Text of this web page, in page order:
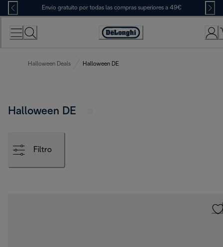
Skip
to
Content
Envío gratuito por todas las compras superiores a 49€
Accessibility
Halloween Deals Halloween DE
Halloween DE
Filtro